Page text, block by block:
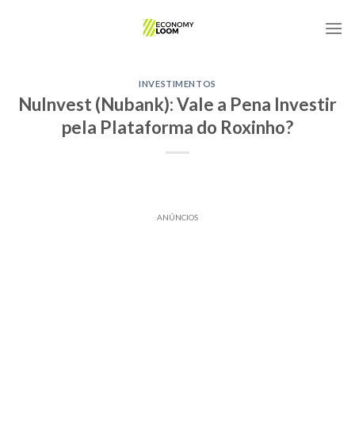
INVESTIMENTOS
NuInvest (Nubank): Vale a Pena Investir
pela Plataforma do Roxinho?
ANÚNCIOS